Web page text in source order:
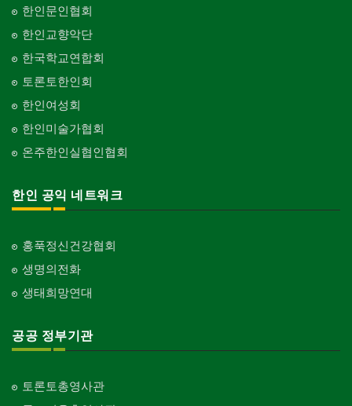
한인문인협회
한인교향악단
한국학교연합회
토론토한인회
한인여성회
한인미술가협회
온주한인실협인협회
한인 공익 네트워크
홍푹정신건강협회
생명의전화
생태희망연대
공공 정부기관
토론토총영사관